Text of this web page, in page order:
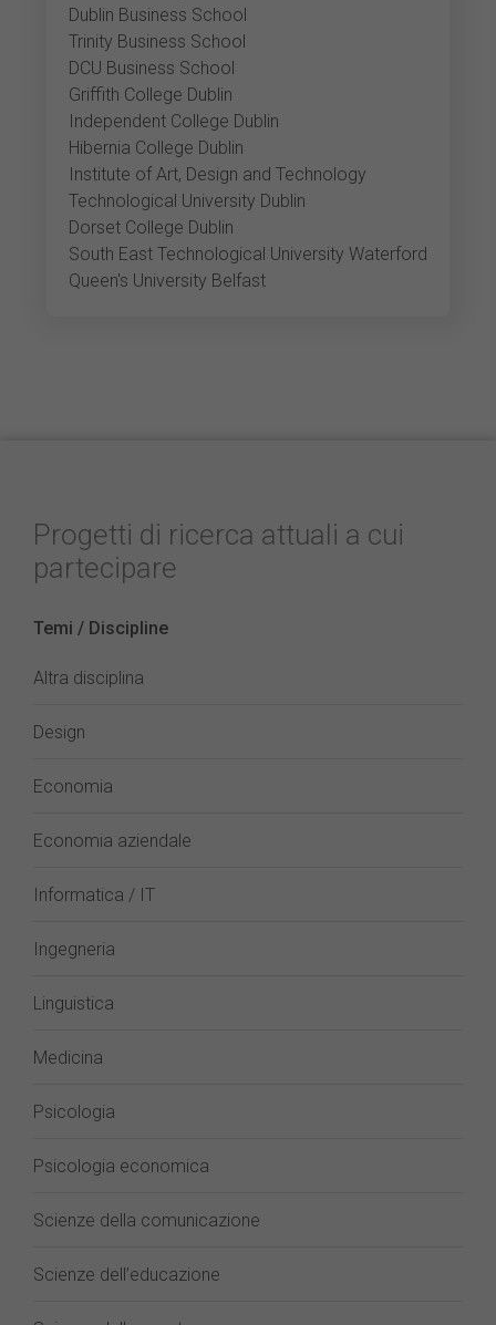
Dublin Business School
Trinity Business School
DCU Business School
Griffith College Dublin
Independent College Dublin
Hibernia College Dublin
Institute of Art, Design and Technology
Technological University Dublin
Dorset College Dublin
South East Technological University Waterford
Queen's University Belfast
Progetti di ricerca attuali a cui
partecipare
Temi / Discipline
Altra disciplina
Design
Economia
Economia aziendale
Informatica / IT
Ingegneria
Linguistica
Medicina
Psicologia
Psicologia economica
Scienze della comunicazione
Scienze dell’educazione